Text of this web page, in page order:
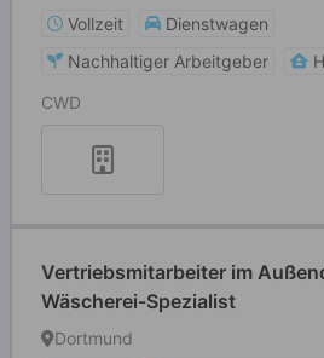
Vollzeit
Dienstwagen
Nachhaltiger Arbeitgeber
CWD
Vertriebsmitarbeiter im
Wäscherei-Spezialist
Dortmund